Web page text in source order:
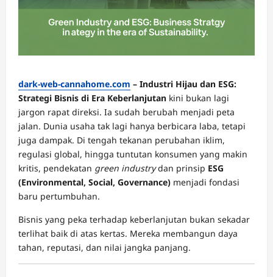
dark-web-cannahome.com – Industri Hijau dan ESG:
Strategi Bisnis di Era Keberlanjutan kini bukan lagi
jargon rapat direksi. Ia sudah berubah menjadi peta
jalan. Dunia usaha tak lagi hanya berbicara laba, tetapi
juga dampak. Di tengah tekanan perubahan iklim,
regulasi global, hingga tuntutan konsumen yang makin
kritis, pendekatan green industrydan prinsip ESG
(Environmental, Social, Governance) menjadi fondasi
baru pertumbuhan.
Bisnis yang peka terhadap keberlanjutan bukan sekadar
terlihat baik di atas kertas. Mereka membangun daya
tahan, reputasi, dan nilai jangka panjang.